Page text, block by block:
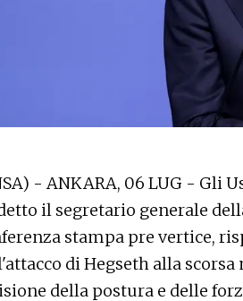
- ANKARA, 06 LUG - Gli
il segretario generale
stampa pre vertice,
di Hegseth alla
della postura e delle